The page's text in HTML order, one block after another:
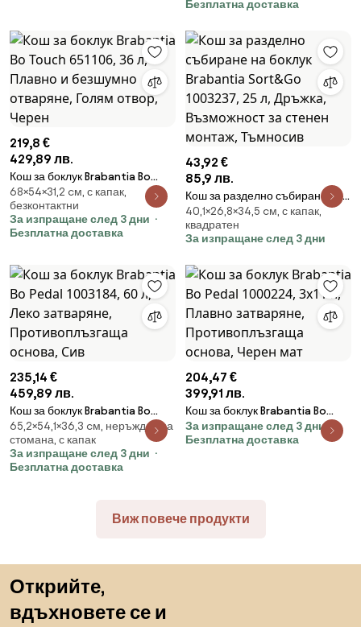
Безплатна доставка
219,8 €
429,89 лв.
Кош за боклук Brabantia Bo
Touch 651106, 36 л, Плавно и
безшумно отваряне, Голям
отвор, Черен
68×54×31,2 cм, с капак,
безконтактни
За изпращане след 3 дни
Безплатна доставка
43,92 €
85,9 лв.
Кош за разделно събиране на
боклук Brabantia Sort&Go
1003237, 25 л, Дръжка,
Възможност за стенен монтаж,
40,1×26,8×34,5 cм, с капак,
квадратен
За изпращане след 3 дни
235,14 €
459,89 лв.
Кош за боклук Brabantia Bo
Pedal 1003184, 60 л, Леко
затваряне, Противоплъзгаща
основа, Сив
65,2×54,1×36,3 cм, неръждаема
стомана, с капак
За изпращане след 3 дни
Безплатна доставка
204,47 €
399,91 лв.
Кош за боклук Brabantia Bo
Pedal 1000224, 3x11 л, Плавно
затваряне, Противоплъзгаща
За изпращане след 3 дни
Безплатна доставка
Виж повече продукти
Открийте,
вдъхновете се и